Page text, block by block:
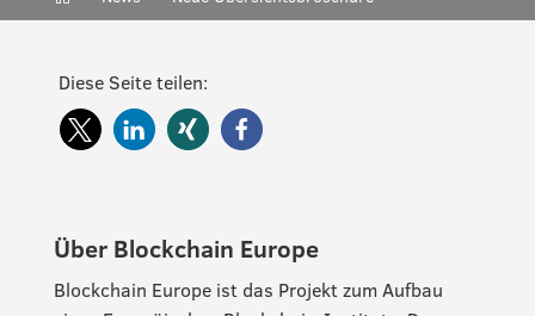
Diese Seite teilen:
Über Blockchain Europe
Blockchain Europe ist das Projekt zum Aufbau